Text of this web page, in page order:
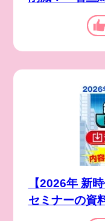
【2026年 新
セミナーの資